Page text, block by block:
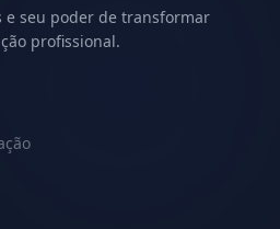
e seu poder de transformar
profissional.